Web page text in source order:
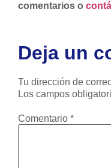
comentarios o
Deja un
Tu dirección de
Los campos
Comentario *